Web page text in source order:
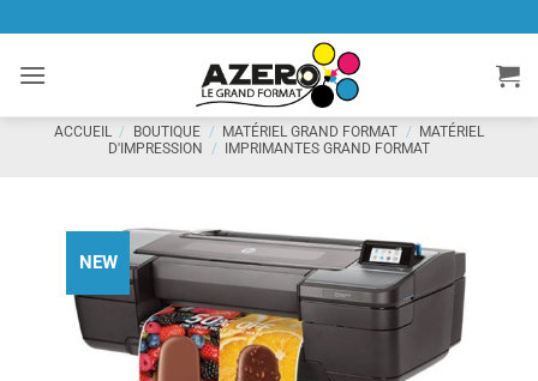
contenu
ACCUEIL / BOUTIQUE / MATÉRIEL GRAND FORMAT / MATÉRIEL
D'IMPRESSION
/ IMPRIMANTES GRAND FORMAT
NEW